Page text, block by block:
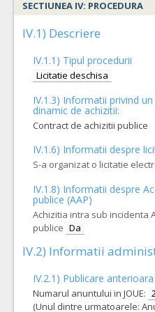
VALOAREA ESTIMATA FARA
TVA:
733.764,11
SECTIUNEA IV: PROCEDURA
IV.1) Descriere
IV.1.1) Tipul procedurii
Licitatie deschisa
IV.1.3) Informatii privind
dinamic de achizitii:
Contract de achizitii publice
IV.1.6) Informatii despre
S-a organizat o licitatie
IV.1.8) Informatii despre
publice (AAP)
Achizitia intra sub incidenta
publice Da
IV.2) Informatii
IV.2.1) Publicare
Numarul anuntului in JOUE:
(Unul dintre urmatoarele: